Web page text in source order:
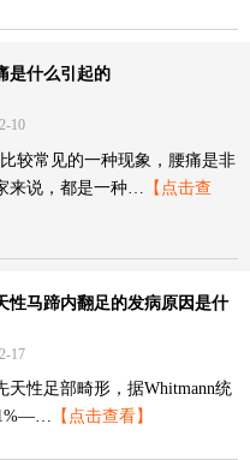
是什么引起的
10
较常见的一种现象，腰痛是非
来说，都是一种…
【点击查
性马蹄内翻足的发病原因是什
17
性足部畸形，据Whitmann统
1%—… 【点击查看】